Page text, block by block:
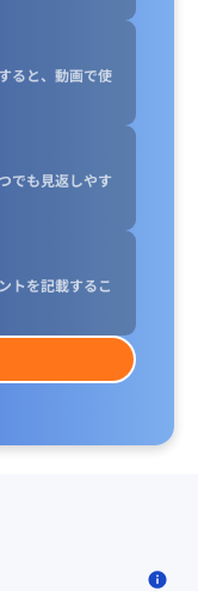
ると、動画で使
でも見返しやす
トを記載するこ